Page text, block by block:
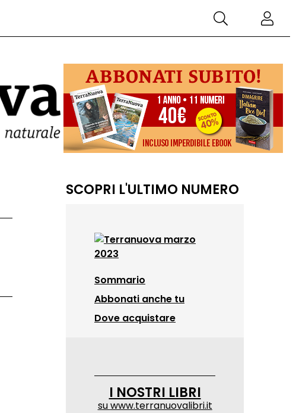
SCOPRI L'ULTIMO NUMERO
Sommario
Abbonati anche tu
Dove acquistare
I NOSTRI LIBRI
suwww.terranuovalibri.it